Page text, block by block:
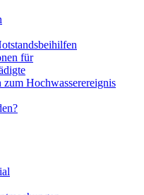
für
zum Hochwasserereignis